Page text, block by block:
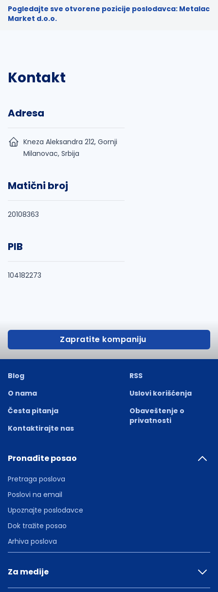
Pogledajte sve otvorene pozicije poslodavca: Metalac
Market d.o.o.
Kontakt
Adresa
Kneza Aleksandra 212, Gornji
Milanovac, Srbija
Matični broj
20108363
PIB
104182273
Zapratite kompaniju
Blog
O nama
Česta pitanja
Kontaktirajte nas
RSS
Uslovi korišćenja
Obaveštenje o
privatnosti
Pronađite posao
Pretraga poslova
Poslovi na email
Upoznajte poslodavce
Dok tražite posao
Arhiva poslova
Za medije